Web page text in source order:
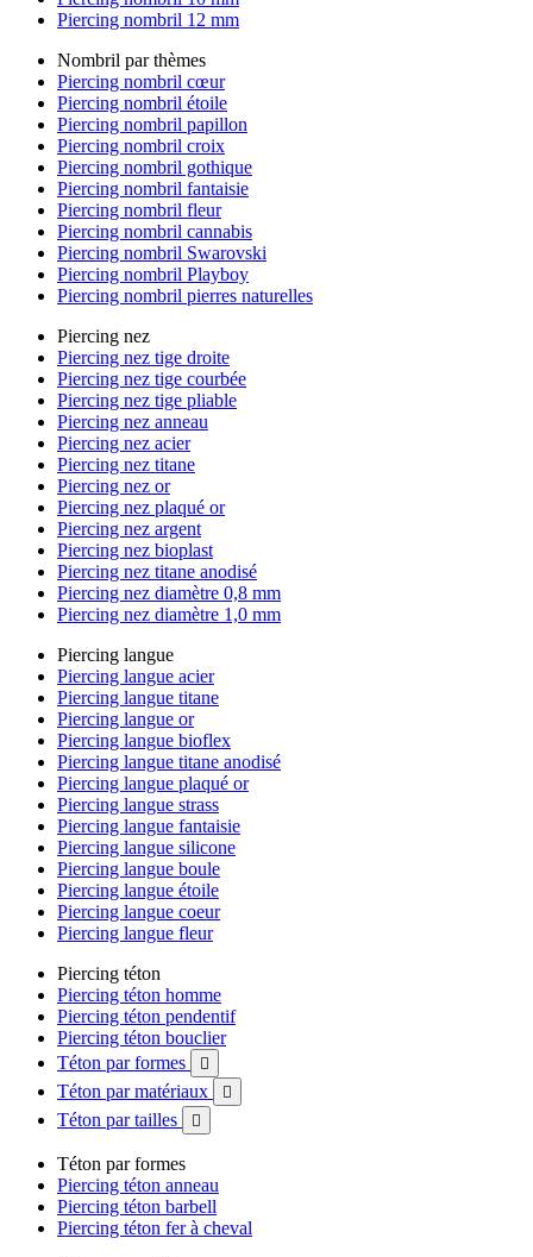
Piercing nombril 12 mm
Nombril par thèmes
Piercing nombril cœur
Piercing nombril étoile
Piercing nombril papillon
Piercing nombril croix
Piercing nombril gothique
Piercing nombril fantaisie
Piercing nombril fleur
Piercing nombril cannabis
Piercing nombril Swarovski
Piercing nombril Playboy
Piercing nombril pierres naturelles
Piercing nez
Piercing nez tige droite
Piercing nez tige courbée
Piercing nez tige pliable
Piercing nez anneau
Piercing nez acier
Piercing nez titane
Piercing nez or
Piercing nez plaqué or
Piercing nez argent
Piercing nez bioplast
Piercing nez titane anodisé
Piercing nez diamètre 0,8 mm
Piercing nez diamètre 1,0 mm
Piercing langue
Piercing langue acier
Piercing langue titane
Piercing langue or
Piercing langue bioflex
Piercing langue titane anodisé
Piercing langue plaqué or
Piercing langue strass
Piercing langue fantaisie
Piercing langue silicone
Piercing langue boule
Piercing langue étoile
Piercing langue coeur
Piercing langue fleur
Piercing téton
Piercing téton homme
Piercing téton pendentif
Piercing téton bouclier
Téton par formes

Téton par matériaux 
Téton par tailles 
Téton par formes
Piercing téton anneau
Piercing téton barbell
Piercing téton fer à cheval